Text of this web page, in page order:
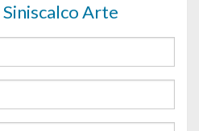
Siniscalco Arte